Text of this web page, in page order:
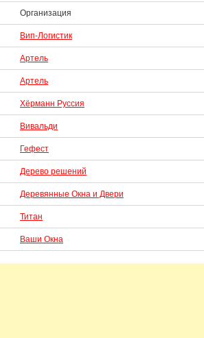
Организация
Вип-Логистик
Артель
Артель
Хёрманн Руссия
Вивальди
Гефест
Дерево решений
Деревянные Окна и Двери
Титан
Ваши Окна